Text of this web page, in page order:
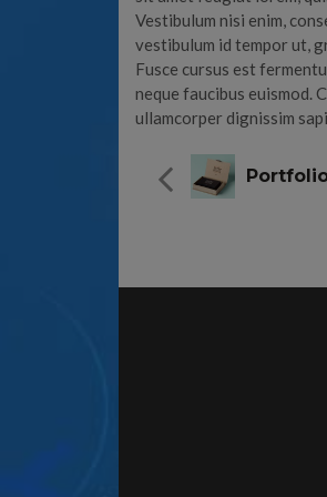
Vestibulum nisi enim,
vestibulum id tempor ut,
Fusce cursus est
neque faucibus euismod.
ullamcorper dignissim